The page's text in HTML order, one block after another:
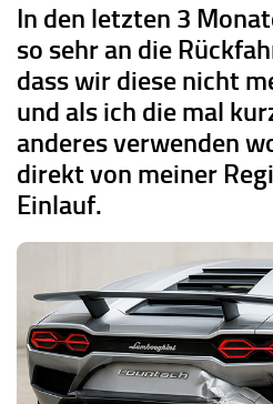
In den letzten 3
so sehr an die
dass wir diese nicht
und als ich die mal
anderes verwenden
direkt von meiner
Einlauf.